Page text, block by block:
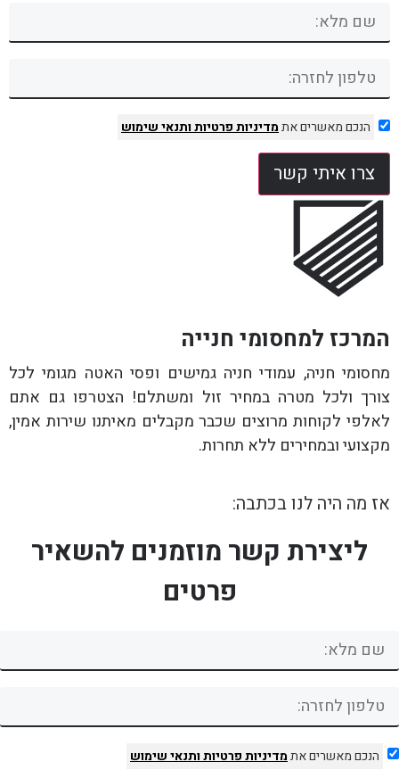
הנכם מאשרים אתמדיניות פרטיותותנאי שימוש
צרו איתי קשר
המרכז למחסומי חנייה
מחסומי חניה, עמודי חניה גמישים ופסי האטה מגומי לכל
צורך ולכל מטרה במחיר זול ומשתלם! הצטרפו גם אתם
לאלפי לקוחות מרוצים שכבר מקבלים מאיתנו שירות אמין,
מקצועי ובמחירים ללא תחרות.
אז מה היה לנו בכתבה:
ליצירת קשר מוזמנים להשאיר
פרטים
הנכם מאשרים אתמדיניות פרטיותותנאי שימוש